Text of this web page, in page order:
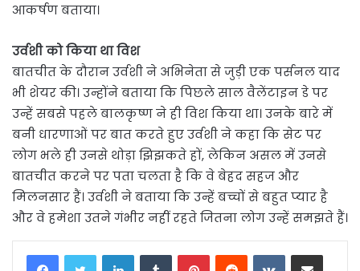
आकर्षण बताया।
उर्वशी को किया था विश
बातचीत के दौरान उर्वशी ने अभिनेता से जुड़ी एक पर्सनल याद
भी शेयर की। उन्होंने बताया कि पिछले साल वैलेंटाइन डे पर
उन्हें सबसे पहले बालकृष्ण ने ही विश किया था। उनके बारे में
बनी धारणाओं पर बात करते हुए उर्वशी ने कहा कि सेट पर
लोग भले ही उनसे थोड़ा झिझकते हों, लेकिन असल में उनसे
बातचीत करने पर पता चलता है कि वे बेहद सहज और
मिलनसार हैं। उर्वशी ने बताया कि उन्हें बच्चों से बहुत प्यार है
और वे हमेशा उतने गंभीर नहीं रहते जितना लोग उन्हें समझते हैं।
LinkedInTumblrPinterestReddit VKontakteShare via Email